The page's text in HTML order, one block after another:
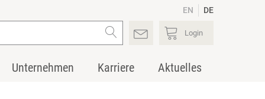
EN DE
Login
Unternehmen Karriere Aktuelles